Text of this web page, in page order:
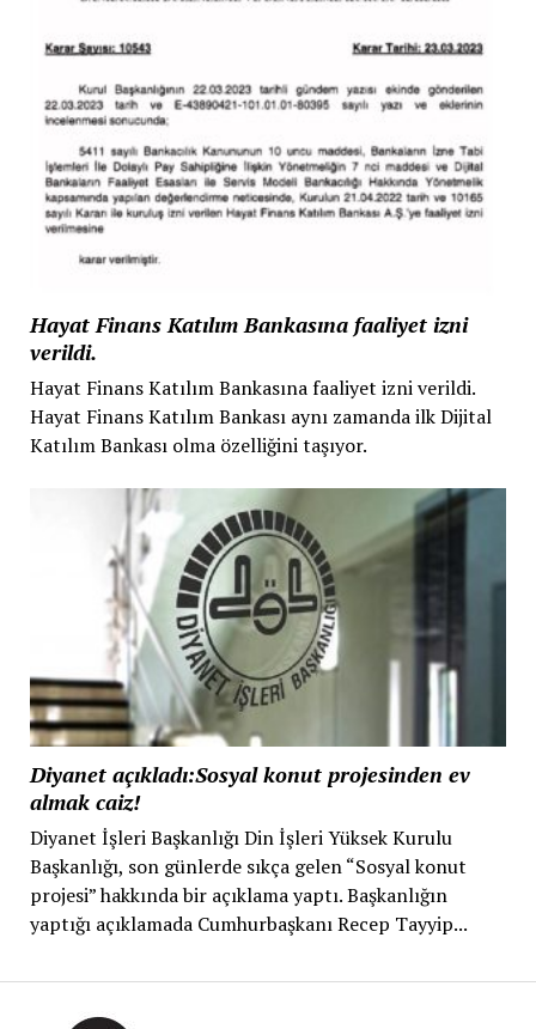
Hayat Finans Katılım Bankasına faaliyet izni
verildi.
Hayat Finans Katılım Bankasına faaliyet izni verildi.
Hayat Finans Katılım Bankası aynı zamanda ilk Dijital
Katılım Bankası olma özelliğini taşıyor.
Diyanet açıkladı:Sosyal konut projesinden ev
almak caiz!
Diyanet İşleri Başkanlığı Din İşleri Yüksek Kurulu
Başkanlığı, son günlerde sıkça gelen “Sosyal konut
projesi” hakkında bir açıklama yaptı. Başkanlığın
yaptığı açıklamada Cumhurbaşkanı Recep Tayyip...